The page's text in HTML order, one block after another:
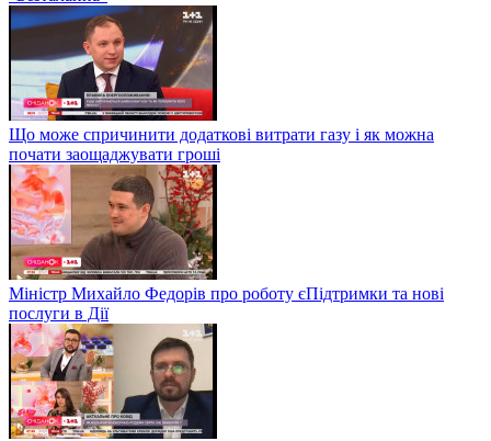
Що може спричинити додаткові витрати газу і як можна
почати заощаджувати гроші
Міністр Михайло Федорів про роботу єПідтримки та нові
послуги в Дії